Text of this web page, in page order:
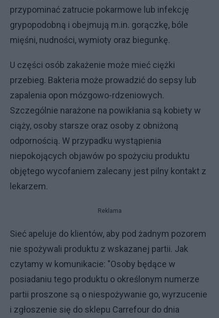
przypominać zatrucie pokarmowe lub infekcję
grypopodobną i obejmują m.in. gorączkę, bóle
mięśni, nudności, wymioty oraz biegunkę.
U części osób zakażenie może mieć ciężki
przebieg. Bakteria może prowadzić do sepsy lub
zapalenia opon mózgowo-rdzeniowych.
Szczególnie narażone na powikłania są kobiety w
ciąży, osoby starsze oraz osoby z obniżoną
odpornością. W przypadku wystąpienia
niepokojących objawów po spożyciu produktu
objętego wycofaniem zalecany jest pilny kontakt z
lekarzem.
Reklama
Sieć apeluje do klientów, aby pod żadnym pozorem
nie spożywali produktu z wskazanej partii. Jak
czytamy w komunikacie: "Osoby będące w
posiadaniu tego produktu o określonym numerze
partii proszone są o niespożywanie go, wyrzucenie
i zgłoszenie się do sklepu Carrefour do dnia